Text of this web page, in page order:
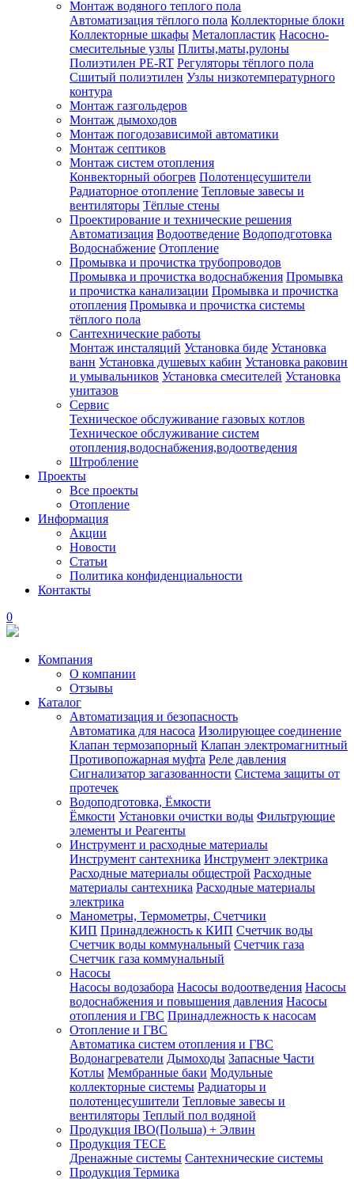
Монтаж водяного теплого пола
Автоматизация тёплого пола Коллекторные блоки
Коллекторные шкафы Металопластик Насосно-
смесительные узлы Плиты,маты,рулоны
Полиэтилен PE-RT Регуляторы тёплого пола
Сшитый полиэтилен Узлы низкотемпературного
контура
Монтаж газгольдеров
Монтаж дымоходов
Монтаж погодозависимой автоматики
Монтаж септиков
Монтаж систем отопления
Конвекторный обогрев Полотенцесушители
Радиаторное отопление Тепловые завесы и
вентиляторы Тёплые стены
Проектирование и технические решения
Автоматизация Водоотведение Водоподготовка
Водоснабжение Отопление
Промывка и прочистка трубопроводов
Промывка и прочистка водоснабжения Промывка
и прочистка канализации Промывка и прочистка
отопления Промывка и прочистка системы
тёплого пола
Сантехнические работы
Монтаж инсталяций Установка биде Установка
ванн Установка душевых кабин Установка раковин
и умывальников Установка смесителей Установка
унитазов
Сервис
Техническое обслуживание газовых котлов
Техническое обслуживание систем
отопления,водоснабжения,водоотведения
Штробление
Проекты
Все проекты
Отопление
Информация
Акции
Новости
Статьи
Политика конфиденциальности
Контакты
0
Компания
О компании
Отзывы
Каталог
Автоматизация и безопасность
Автоматика для насоса Изолирующее соединение
Клапан термозапорный Клапан электромагнитный
Противопожарная муфта Реле давления
Сигнализатор загазованности Система защиты от
протечек
Водоподготовка, Ёмкости
Ёмкости Установки очистки воды Фильтрующие
элементы и Реагенты
Инструмент и расходные материалы
Инструмент сантехника Инструмент электрика
Расходные материалы общестрой Расходные
материалы сантехника Расходные материалы
электрика
Манометры, Термометры, Счетчики
КИП Принадлежность к КИП Счетчик воды
Счетчик воды коммунальный Счетчик газа
Счетчик газа коммунальный
Насосы
Насосы водозабора Насосы водоотведения Насосы
водоснабжения и повышения давления Насосы
отопления и ГВС Принадлежность к насосам
Отопление и ГВС
Автоматика систем отопления и ГВС
Водонагреватели Дымоходы Запасные Части
Котлы Мембранные баки Модульные
коллекторные системы Радиаторы и
полотенцесушители Тепловые завесы и
вентиляторы Теплый пол водяной
Продукция IBO(Польша) + Элвин
Продукция TECE
Дренажные системы Сантехнические системы
Продукция Термика